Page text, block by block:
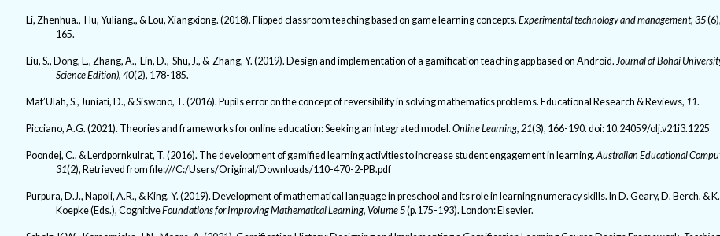
Li, Zhenhua., Hu, Yuliang., & Lou, Xiangxiong. (2018). Flipped classroom teaching based on game learning concepts. Experimental technology and management, 35
165.
Liu, S., Dong, L., Zhang, A., Lin, D., Shu, J., & Zhang, Y. (2019). Design and implementation of a gamification teaching app based on Android. Journal of Bohai
Science Edition), 40(2), 178-185.
Maf’Ulah, S., Juniati, D., & Siswono, T. (2016). Pupils error on the concept of reversibility in solving mathematics problems. Educational Research & Reviews, 11.
Picciano, A.G. (2021). Theories and frameworks for online education: Seeking an integrated model. Online Learning, 21(3), 166-190. doi: 10.24059/olj.v21i3.1225
Poondej, C., & Lerdpornkulrat, T. (2016). The development of gamified learning activities to increase student engagement in learning.Australian Educational
31(2), Retrieved from file:///C:/Users/Original/Downloads/110-470-2-PB.pdf
Purpura, D.J., Napoli, A.R., & King, Y. (2019). Development of mathematical language in preschool and its role in learning numeracy skills. In D. Geary, D. Berch, &
Koepke (Eds.), CognitiveFoundations for Improving Mathematical Learning, Volume 5(p.175-193). London: Elsevier.